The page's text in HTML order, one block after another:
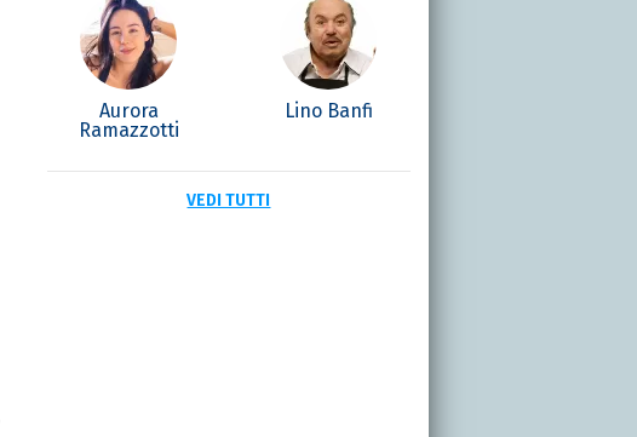
Aurora
Ramazzotti
Lino Banfi
VEDI TUTTI